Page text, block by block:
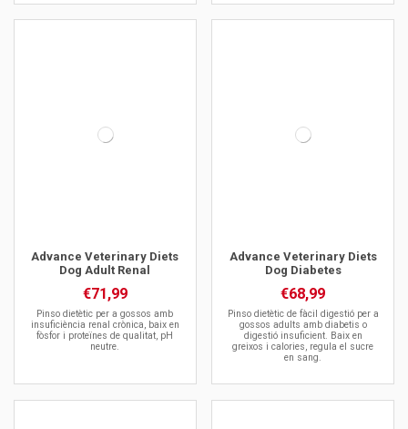
Advance Veterinary Diets
Dog Adult Renal
€71,99
Pinso dietètic per a gossos amb
insuficiència renal crònica, baix en
fòsfor i proteïnes de qualitat, pH
neutre.
Advance Veterinary Diets
Dog Diabetes
€68,99
Pinso dietètic de fàcil digestió per a
gossos adults amb diabetis o
digestió insuficient. Baix en
greixos i calories, regula el sucre
en sang.